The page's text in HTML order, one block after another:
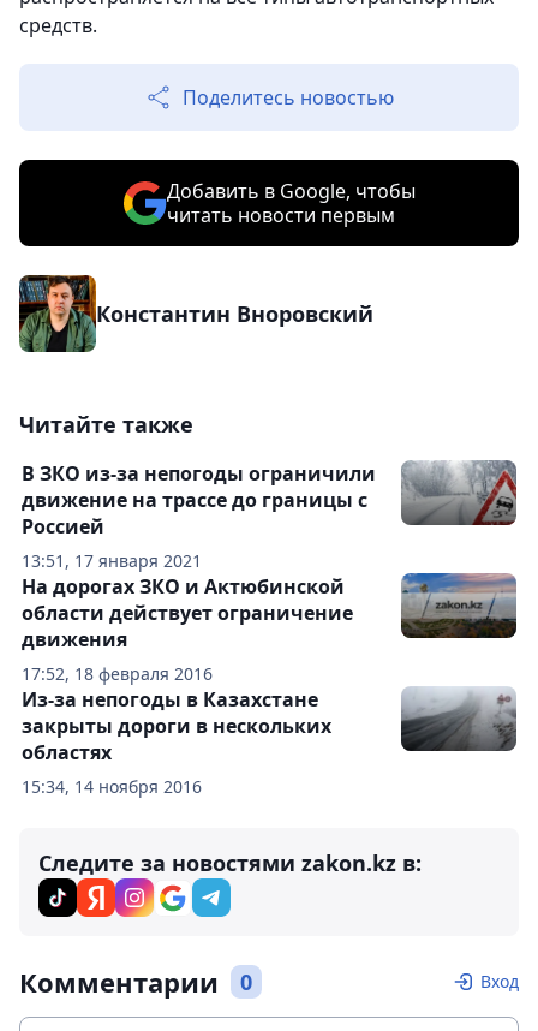
средств.
Поделитесь новостью
Добавить в Google, чтобы
читать новости первым
Константин Вноровский
Читайте также
13:51, 17 января 2021
В ЗКО из-за непогоды ограничили
движение на трассе до границы с
Россией
17:52, 18 февраля 2016
На дорогах ЗКО и Актюбинской
области действует ограничение
движения
15:34, 14 ноября 2016
Из-за непогоды в Казахстане
закрыты дороги в нескольких
областях
Следите за новостями zakon.kz в:
Комментарии 0 Вход